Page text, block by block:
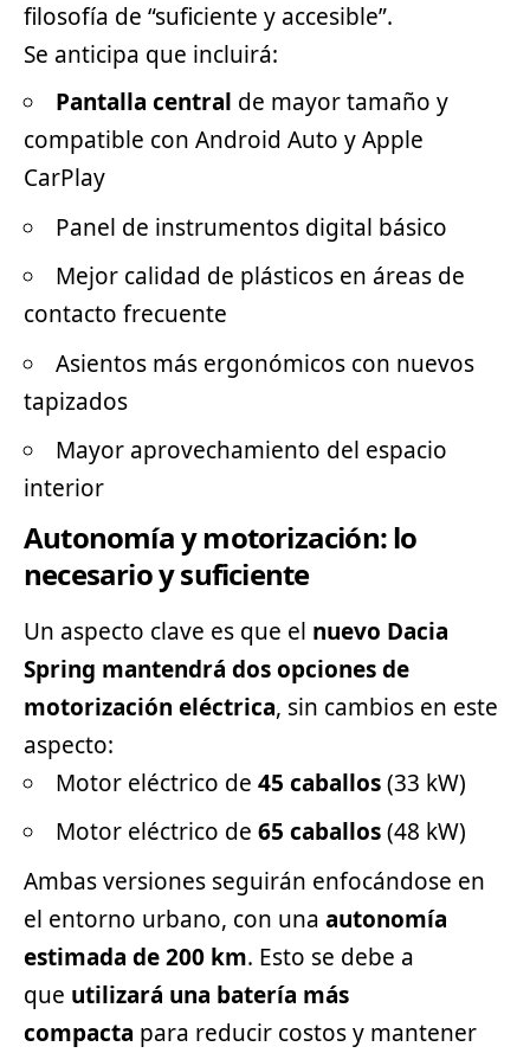
filosofía de “suficiente y accesible”.
Se anticipa que incluirá:
Pantalla central de mayor tamaño y
compatible con Android Auto y Apple
CarPlay
Panel de instrumentos digital básico
Mejor calidad de plásticos en áreas de
contacto frecuente
Asientos más ergonómicos con nuevos
tapizados
Mayor aprovechamiento del espacio
interior
Autonomía y motorización: lo
necesario y suficiente
Un aspecto clave es que el nuevo Dacia
Spring mantendrá dos opciones de
motorización eléctrica, sin cambios en este
aspecto:
Motor eléctrico de 45 caballos(33 kW)
Motor eléctrico de 65 caballos(48 kW)
Ambas versiones seguirán enfocándose en
el entorno urbano, con una autonomía
estimada de 200 km. Esto se debe a
que utilizará una batería más
compacta para reducir costos y mantener